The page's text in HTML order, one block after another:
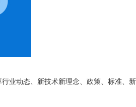
业动态、新技术新理念、政策、标准、新